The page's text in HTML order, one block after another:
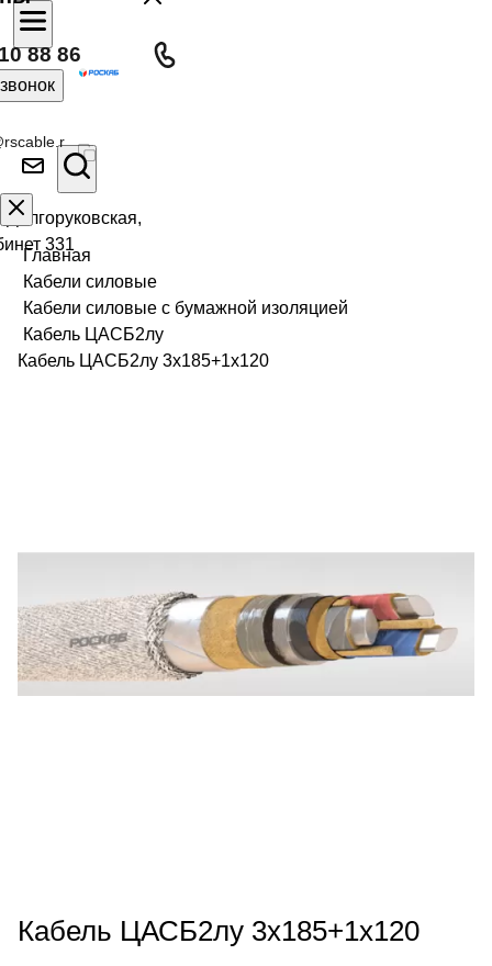
88 86
331
Главная
Кабели силовые
Кабели силовые с бумажной изоляцией
Кабель ЦАСБ2лу
Кабель ЦАСБ2лу 3х185+1х120
Кабель ЦАСБ2лу 3х185+1х120